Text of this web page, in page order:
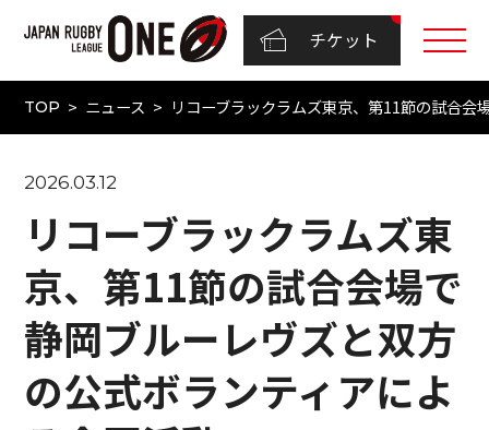
チケット
TOP ニュース リコーブラックラムズ東京、第11節の試合
2026.03.12
リコーブラックラムズ東
京、第11節の試合会場で
静岡ブルーレヴズと双方
の公式ボランティアによ